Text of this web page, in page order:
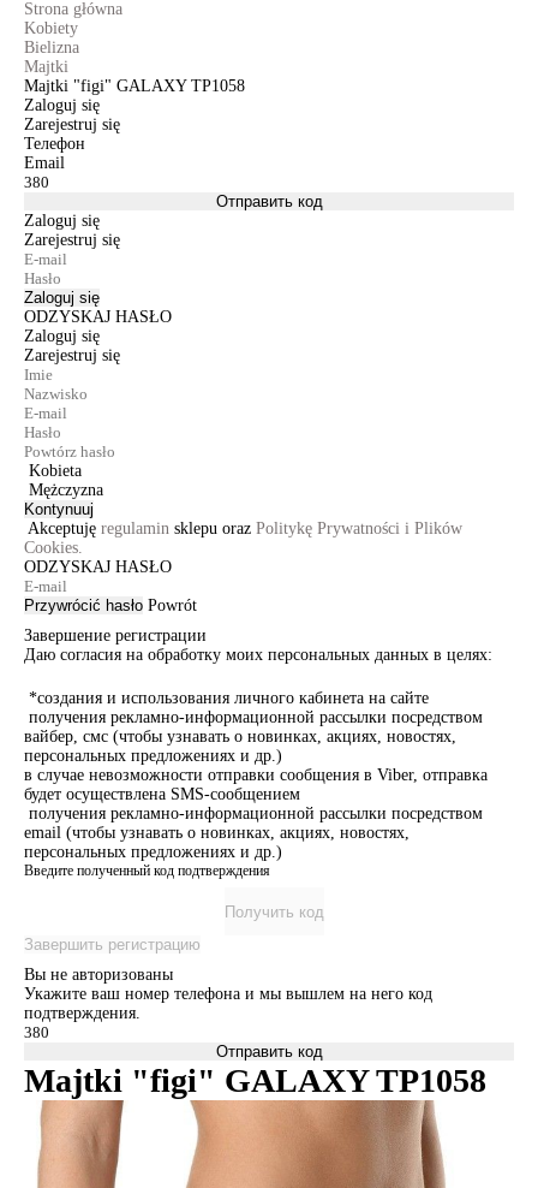
Strona główna
Kobiety
Bielizna
Majtki
Majtki "figi" GALAXY TP1058
Zaloguj się
Zarejestruj się
Телефон
Email
Отправить код
Zaloguj się
Zarejestruj się
Zaloguj się
ODZYSKAJ HASŁO
Zaloguj się
Zarejestruj się
Kobieta
Mężczyzna
Kontynuuj
Akceptuję regulamin sklepu oraz Politykę Prywatności i Plików
Cookies.
ODZYSKAJ HASŁO
Przywrócić hasło Powrót
Завершение регистрации
Даю согласия на обработку моих персональных данных в целях:
*создания и использования личного кабинета на сайте
получения рекламно-информационной рассылки посредством
вайбер, смс (чтобы узнавать о новинках, акциях, новостях,
персональных предложениях и др.)
в случае невозможности отправки сообщения в Viber, отправка
будет осуществлена SMS-сообщением
получения рекламно-информационной рассылки посредством
email (чтобы узнавать о новинках, акциях, новостях,
персональных предложениях и др.)
Введите полученный код подтверждения
Получить код
Завершить регистрацию
Вы не авторизованы
Укажите ваш номер телефона и мы вышлем на него код
подтверждения.
Отправить код
Majtki "figi" GALAXY TP1058